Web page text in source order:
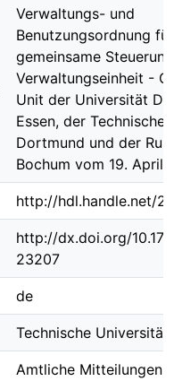
Verwaltungs- und
Benutzungsordnung
gemeinsame
Verwaltungseinheit -
Unit der Universität
Essen, der
Dortmund und der
Bochum vom 19. April
http://hdl.handle.net/
http://dx.doi.org/
23207
de
Technische
Amtliche Mitteilungen